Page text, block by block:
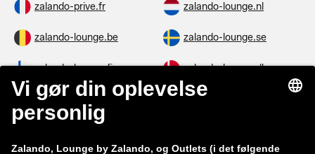
zalando-prive.fr zalando-lounge.nl
zalando-lounge.be zalando-lounge.se
zalando-lounge.fi zalando-lounge.dk
zalando-lounge.co.uk zalando-lounge.pl